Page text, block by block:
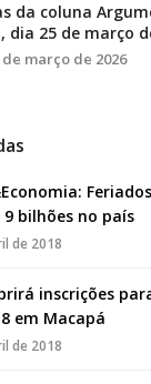
da coluna
dia 25 de março
de março de 2026
bilhões no país
de 2018
inscrições
em Macapá
de 2018